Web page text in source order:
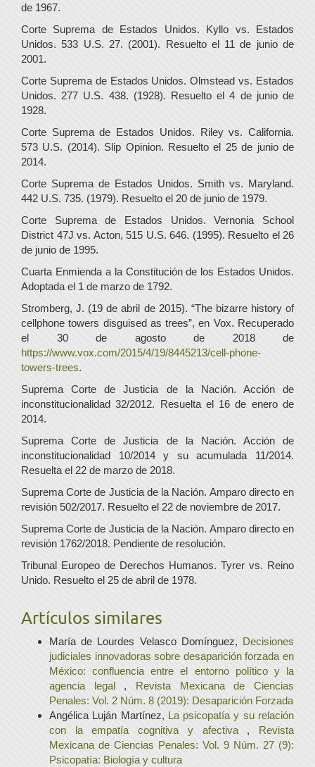
de 1967.
Corte Suprema de Estados Unidos. Kyllo vs. Estados
Unidos. 533 U.S. 27. (2001). Resuelto el 11 de junio de
2001.
Corte Suprema de Estados Unidos. Olmstead vs. Estados
Unidos. 277 U.S. 438. (1928). Resuelto el 4 de junio de
1928.
Corte Suprema de Estados Unidos. Riley vs. California.
573 U.S. (2014). Slip Opinion. Resuelto el 25 de junio de
2014.
Corte Suprema de Estados Unidos. Smith vs. Maryland.
442 U.S. 735. (1979). Resuelto el 20 de junio de 1979.
Corte Suprema de Estados Unidos. Vernonia School
District 47J vs. Acton, 515 U.S. 646. (1995). Resuelto el 26
de junio de 1995.
Cuarta Enmienda a la Constitución de los Estados Unidos.
Adoptada el 1 de marzo de 1792.
Stromberg, J. (19 de abril de 2015). “The bizarre history of
cellphone towers disguised as trees”, en Vox. Recuperado
el 30 de agosto de 2018 de
https://www.vox.com/2015/4/19/8445213/cell-phone-
towers-trees.
Suprema Corte de Justicia de la Nación. Acción de
inconstitucionalidad 32/2012. Resuelta el 16 de enero de
2014.
Suprema Corte de Justicia de la Nación. Acción de
inconstitucionalidad 10/2014 y su acumulada 11/2014.
Resuelta el 22 de marzo de 2018.
Suprema Corte de Justicia de la Nación. Amparo directo en
revisión 502/2017. Resuelto el 22 de noviembre de 2017.
Suprema Corte de Justicia de la Nación. Amparo directo en
revisión 1762/2018. Pendiente de resolución.
Tribunal Europeo de Derechos Humanos. Tyrer vs. Reino
Unido. Resuelto el 25 de abril de 1978.
Artículos similares
María de Lourdes Velasco Domínguez, Decisiones
judiciales innovadoras sobre desaparición forzada en
México: confluencia entre el entorno político y la
agencia legal , Revista Mexicana de Ciencias
Penales: Vol. 2 Núm. 8 (2019): Desaparición Forzada
Angélica Luján Martínez, La psicopatía y su relación
con la empatía cognitiva y afectiva , Revista
Mexicana de Ciencias Penales: Vol. 9 Núm. 27 (9):
Psicopatía: Biología y cultura